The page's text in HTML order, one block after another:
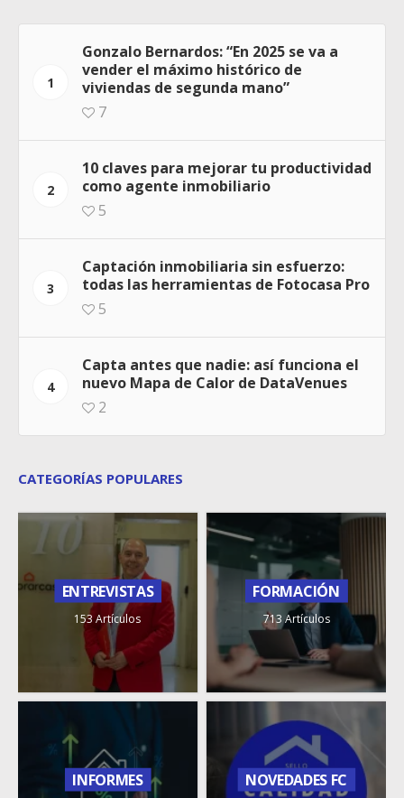
1
Gonzalo Bernardos: “En 2025 se va a
vender el máximo histórico de
viviendas de segunda mano”
7
2
10 claves para mejorar tu productividad
como agente inmobiliario
5
3
Captación inmobiliaria sin esfuerzo:
todas las herramientas de Fotocasa Pro
5
4
Capta antes que nadie: así funciona el
nuevo Mapa de Calor de DataVenues
2
CATEGORÍAS POPULARES
ENTREVISTAS
153 Artículos
FORMACIÓN
713 Artículos
INFORMES NOVEDADES FC